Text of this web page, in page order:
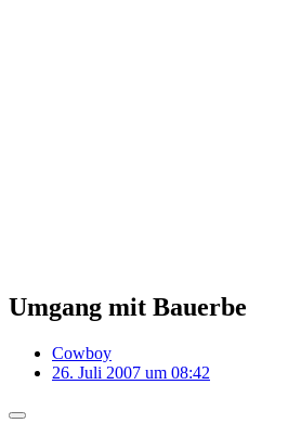
Umgang mit Bauerbe
Cowboy
26. Juli 2007 um 08:42